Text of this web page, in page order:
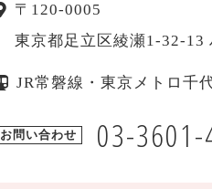
〒 120-0005
東京都足立区綾瀬1-32-13
JR常磐線・東京メトロ千
お問い合わせ 03-3601-